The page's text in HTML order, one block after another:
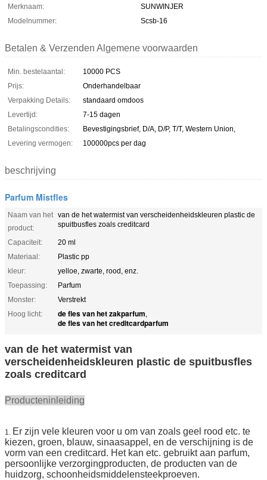
Merknaam:
SUNWINJER
Modelnummer:
Scsb-16
Betalen & Verzenden Algemene voorwaarden
Min. bestelaantal:
10000 PCS
Prijs:
Onderhandelbaar
Verpakking Details:
standaard omdoos
Levertijd:
7-15 dagen
Betalingscondities:
Bevestigingsbrief, D/A, D/P, T/T, Western Union,
Levering vermogen:
100000pcs per dag
beschrijving
Parfum Mistfles
Naam van het
product:
van de het watermist van verscheidenheidskleuren plastic de
spuitbusfles zoals creditcard
Capaciteit:
20 ml
Materiaal:
Plastic pp
kleur:
yelloe, zwarte, rood, enz.
Toepassing:
Parfum
Monster:
Verstrekt
Hoog licht:
de fles van het zakparfum,
de fles van het creditcardparfum
van de het watermist van
verscheidenheidskleuren plastic de spuitbusfles
zoals creditcard
Producteninleiding
1. Er zijn vele kleuren voor u om van zoals geel rood etc. te
kiezen, groen, blauw, sinaasappel, en de verschijning is de
vorm van een creditcard. Het kan etc. gebruikt aan parfum,
persoonlijke verzorgingproducten, de producten van de
huidzorg, schoonheidsmiddelensteekproeven.